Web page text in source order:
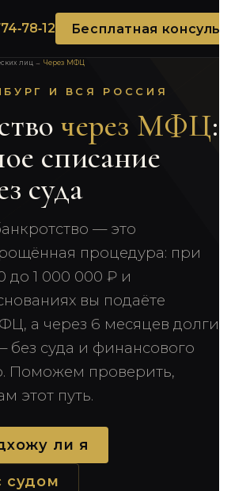
Бесплатная
лиц → Через МФЦ
И ВСЯ РОССИЯ
через МФЦ:
списание
суда
— это
процедура: при
до 1 000 000 ₽ и
вы подаёте
а через 6 месяцев долги
без суда и финансового
Поможем проверить,
этот путь.
ли я
судом